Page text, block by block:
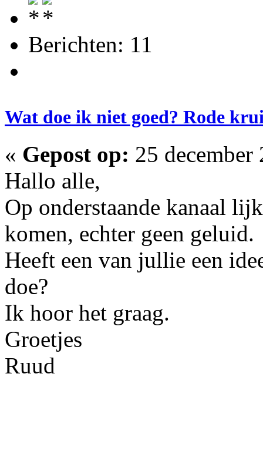
Berichten: 11
Wat doe ik niet goed? Rode
« Gepost op: 25
Hallo alle,
Op onderstaande kanaal
komen, echter geen geluid.
Heeft een van jullie een
doe?
Ik hoor het graag.
Groetjes
Ruud